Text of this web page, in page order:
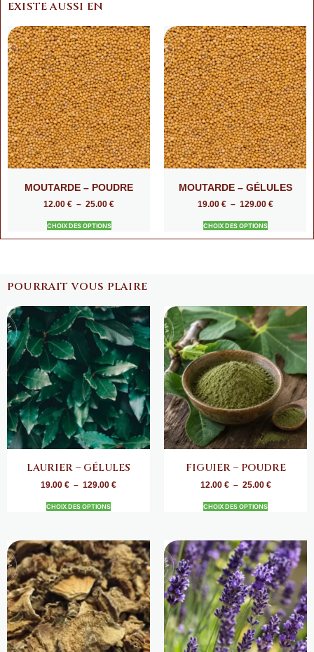
EXISTE AUSSI EN
MOUTARDE – POUDRE
12.00 € – 25.00 €
CHOIX DES OPTIONS
MOUTARDE – GÉLULES
19.00 € – 129.00 €
CHOIX DES OPTIONS
POURRAIT VOUS PLAIRE
LAURIER – GÉLULES
19.00 € – 129.00 €
CHOIX DES OPTIONS
FIGUIER – POUDRE
12.00 € – 25.00 €
CHOIX DES OPTIONS